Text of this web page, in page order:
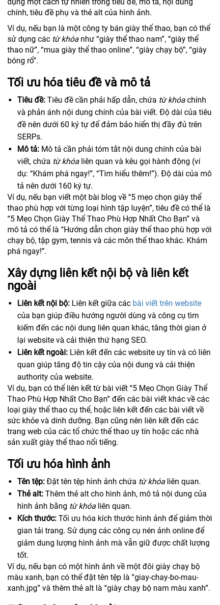
chính, tiêu đề phụ và thẻ alt của hình ảnh.
Ví dụ, nếu bạn là một công ty bán giày thể thao, bạn có thể
sử dụng các từ khóa như “giày thể thao nam”, “giày thể
thao nữ”, “mua giày thể thao online”, “giày chạy bộ”, “giày
bóng rổ”.
Tối ưu hóa tiêu đề và mô tả
Tiêu đề: Tiêu đề cần phải hấp dẫn, chứa từ khóa chính
và phản ánh nội dung chính của bài viết. Độ dài của tiêu
đề nên dưới 60 ký tự để đảm bảo hiển thị đầy đủ trên
SERPs.
Mô tả: Mô tả cần phải tóm tắt nội dung chính của bài
viết, chứa từ khóa liên quan và kêu gọi hành động (ví
dụ: “Khám phá ngay!”, “Tìm hiểu thêm!”). Độ dài của mô
tả nên dưới 160 ký tự.
Ví dụ, nếu bạn viết một bài blog về “5 mẹo chọn giày thể
thao phù hợp với từng loại hình tập luyện”, tiêu đề có thể là
“5 Mẹo Chọn Giày Thể Thao Phù Hợp Nhất Cho Bạn” và
mô tả có thể là “Hướng dẫn chọn giày thể thao phù hợp với
chạy bộ, tập gym, tennis và các môn thể thao khác. Khám
phá ngay!”.
Xây dựng liên kết nội bộ và liên kết
ngoài
Liên kết nội bộ: Liên kết giữa các bài viết trên website
của bạn giúp điều hướng người dùng và công cụ tìm
kiếm đến các nội dung liên quan khác, tăng thời gian ở
lại website và cải thiện thứ hạng SEO.
Liên kết ngoài: Liên kết đến các website uy tín và có liên
quan giúp tăng độ tin cậy của nội dung và cải thiện
authority của website.
Ví dụ, bạn có thể liên kết từ bài viết “5 Mẹo Chọn Giày Thể
Thao Phù Hợp Nhất Cho Bạn” đến các bài viết khác về các
loại giày thể thao cụ thể, hoặc liên kết đến các bài viết về
sức khỏe và dinh dưỡng. Bạn cũng nên liên kết đến các
trang web của các tổ chức thể thao uy tín hoặc các nhà
sản xuất giày thể thao nổi tiếng.
Tối ưu hóa hình ảnh
Tên tệp: Đặt tên tệp hình ảnh chứa từ khóa liên quan.
Thẻ alt: Thêm thẻ alt cho hình ảnh, mô tả nội dung của
hình ảnh bằng từ khóa liên quan.
Kích thước: Tối ưu hóa kích thước hình ảnh để giảm thời
gian tải trang. Sử dụng các công cụ nén ảnh online để
giảm dung lượng hình ảnh mà vẫn giữ được chất lượng
tốt.
Ví dụ, nếu bạn có một hình ảnh về một đôi giày chạy bộ
màu xanh, bạn có thể đặt tên tệp là “giay-chay-bo-mau-
xanh.jpg” và thêm thẻ alt là “giày chạy bộ nam màu xanh”.